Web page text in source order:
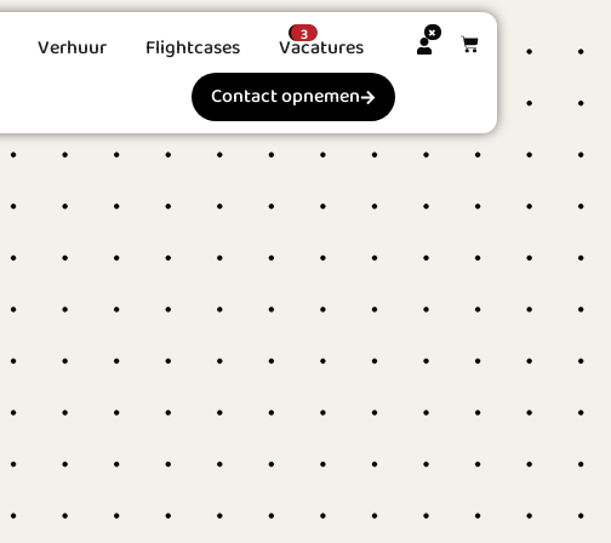
Verhuur Flightcases
Vacatures
Contact opnemen
Winkelwagen